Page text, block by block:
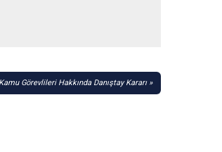
Görevlileri Hakkında Danıştay Kararı